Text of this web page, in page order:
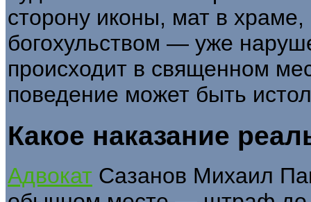
сторону иконы, мат в храме,
богохульством — уже
происходит в священном
поведение может быть
Какое наказание
Адвокат Сазанов Михаил